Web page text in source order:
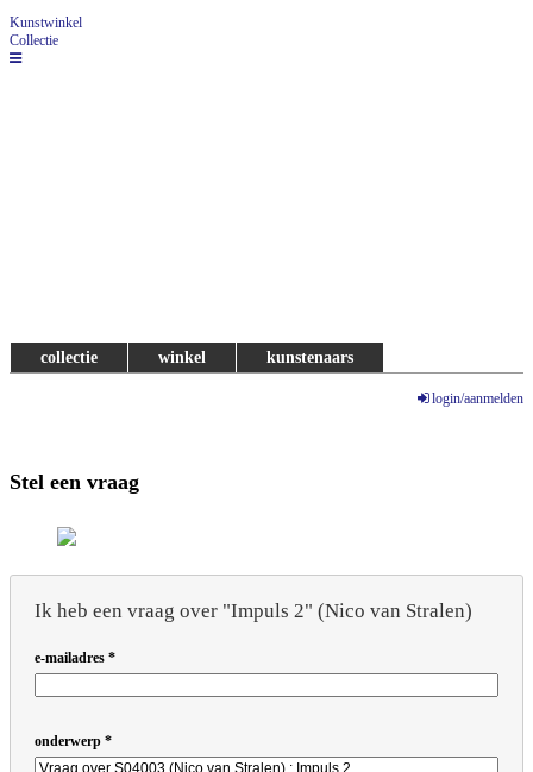
Kunstwinkel
Collectie
collectie winkel kunstenaars
login/aanmelden
Stel een vraag
Ik heb een vraag over "Impuls 2" (Nico van Stralen)
e-mailadres
onderwerp